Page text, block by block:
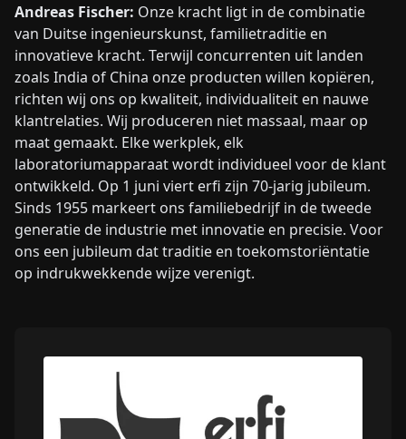
Andreas Fischer: Onze kracht ligt in de combinatie
van Duitse ingenieurskunst, familietraditie en
innovatieve kracht. Terwijl concurrenten uit landen
zoals India of China onze producten willen kopiëren,
richten wij ons op kwaliteit, individualiteit en nauwe
klantrelaties. Wij produceren niet massaal, maar op
maat gemaakt. Elke werkplek, elk
laboratoriumapparaat wordt individueel voor de klant
ontwikkeld. Op 1 juni viert erfi zijn 70-jarig jubileum.
Sinds 1955 markeert ons familiebedrijf in de tweede
generatie de industrie met innovatie en precisie. Voor
ons een jubileum dat traditie en toekomstoriëntatie
op indrukwekkende wijze verenigt.